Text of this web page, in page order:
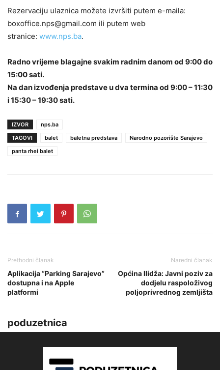
Rezervaciju ulaznica možete izvršiti putem e-maila:
boxoffice.nps@gmail.com ili putem web
stranice: www.nps.ba.
Radno vrijeme blagajne svakim radnim danom od 9:00 do
15:00 sati.
Na dan izvođenja predstave u dva termina od 9:00 – 11:30
i 15:30 – 19:30 sati.
IZVOR
nps.ba
TAGOVI
balet baletna predstava
Narodno pozorište Sarajevo
panta rhei balet
Prethodni članak
Aplikacija “Parking Sarajevo”
dostupna i na Apple
platformi
Naredni članak
Općina Ilidža: Javni poziv za
dodjelu raspoloživog
poljoprivrednog zemljišta
poduzetnica